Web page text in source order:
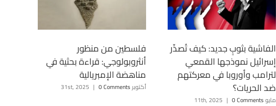
فلسطين من منظور
أنثروبولوجي: قراءة بحثية في
مناهضة الإمبريالية
أكتوبر 31st, 2025 | 0 Comments
الفاشية بثوبٍ جديد: كيف تُصدِّر
إسرائيل نموذجها القمعي
لترامب وأوروبا في معركتهم
ضد الحريات؟
مايو 11th, 2025 | 0 Comments